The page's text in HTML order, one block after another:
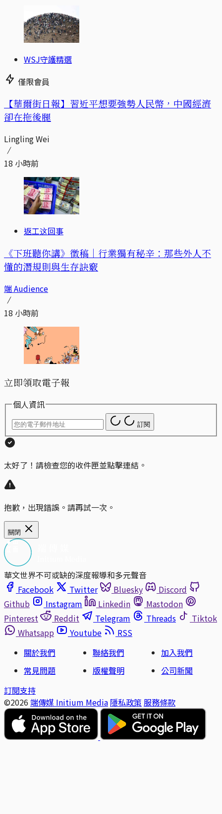
WSJ守護精選
僅限會員
【華爾街日報】習近平想要強勢人民幣，中國經濟
卻在拖後腿
Lingling Wei
18 小時前
返工这回事
《下班聽你講》徵稿｜行業獨有秘辛：那些外人不
懂的潛規則與生存訣竅
端 Audience
18 小時前
立即領取電子報
個人資訊
訂閱
太好了！請檢查您的收件匣並點擊連結。
抱歉，出現錯誤。請再試一次。
關閉
華文世界不可或缺的深度報導和多元聲音
Facebook
Twitter Bluesky
Discord
Github
Instagram Linkedin
Mastodon
Pinterest
Reddit Telegram Threads
Tiktok
Whatsapp
Youtube
RSS
關於我們
聯絡我們
加入我們
常見問題
版權聲明
公司新聞
訂閱支持
©2026 端傳媒 Initium Media 隱私政策 服務條款